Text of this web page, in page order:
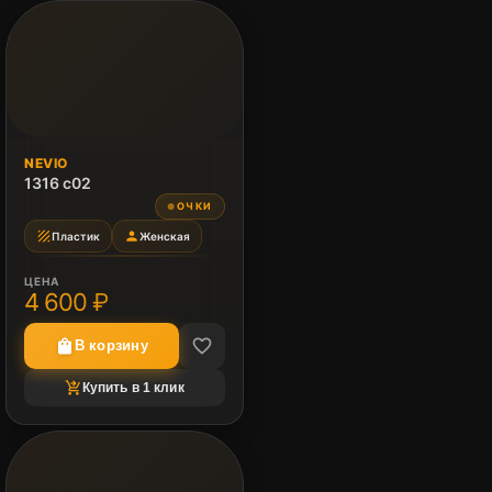
NEVIO
1316 c02
● ОЧКИ
textureПластик personЖенская
ЦЕНА
4 600 ₽
shopping_bag В корзину favorite_border
shopping_cart_checkoutКупить в 1 клик